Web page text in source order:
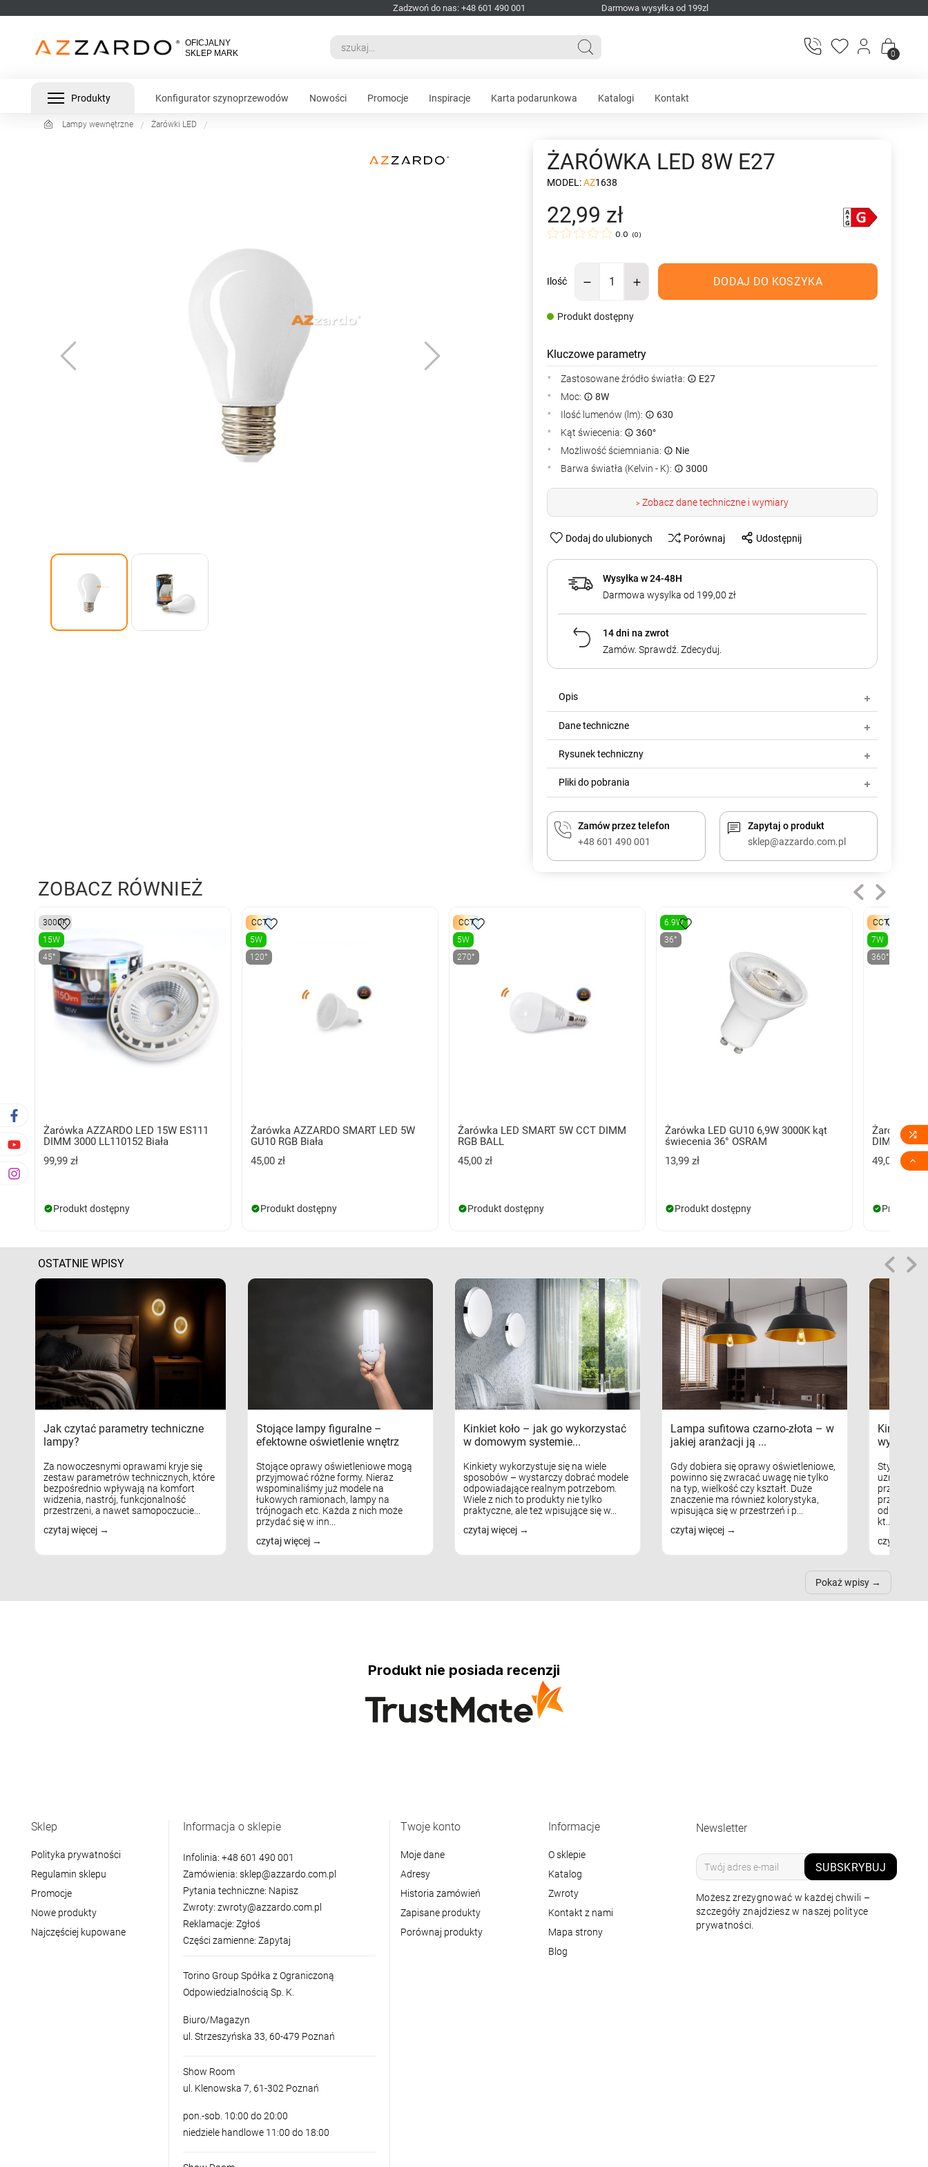
Zadzwoń do nas: +48 601 490 001 Darmowa wysyłka od 199zl
0
Produkty Konfigurator szynoprzewodów Nowości Promocje Inspiracje Karta podarunkowa Katalogi Kontakt
Lampy wewnętrzne Żarówki LED
ŻARÓWKA LED 8W E27
MODEL:AZ1638
22,99 zł
0.0 (0)
Ilość DODAJ DO KOSZYKA
Produkt dostępny
Kluczowe parametry
Zastosowane źródło światła:
E27
Moc:
8W
Ilość lumenów (lm):
630
Kąt świecenia:
360°
Możliwość ściemniania:
Nie
Barwa światła (Kelvin - K):
3000
> Zobacz dane techniczne i wymiary
Dodaj do ulubionych Porównaj Udostępnij
Wysyłka w 24-48H
Darmowa wysylka od 199,00 zł
14 dni na zwrot
Zamów. Sprawdź. Zdecyduj.
Opis
Dane techniczne
Rysunek techniczny
Pliki do pobrania
Zamów przez telefon
+48 601 490 001
Zapytaj o produkt
sklep@azzardo.com.pl
ZOBACZ RÓWNIEŻ
3000K
15W
45°
Żarówka AZZARDO LED 15W ES111
DIMM 3000 LL110152 Biała
99,99 zł
Produkt dostępny
CCT
5W
120°
Żarówka AZZARDO SMART LED 5W
GU10 RGB Biała
45,00 zł
Produkt dostępny
CCT
5W
270°
Żarówka LED SMART 5W CCT DIMM
RGB BALL
45,00 zł
Produkt dostępny
6.9W
36°
Żarówka LED GU10 6,9W 3000K kąt
świecenia 36° OSRAM
13,99 zł
Produkt dostępny
CCT
7W
360°
Żarówka
DIMM
49,00 zł
Produkt
OSTATNIE WPISY
Jak czytać parametry techniczne
lampy?
Za nowoczesnymi oprawami kryje się
zestaw parametrów technicznych, które
bezpośrednio wpływają na komfort
widzenia, nastrój, funkcjonalność
przestrzeni, a nawet samopoczucie...
czytaj więcej
Stojące lampy figuralne –
efektowne oświetlenie wnętrz
Stojące oprawy oświetleniowe mogą
przyjmować różne formy. Nieraz
wspominaliśmy już modele na
łukowych ramionach, lampy na
trójnogach etc. Każda z nich może
przydać się w inn...
czytaj więcej
Kinkiet koło – jak go wykorzystać
w domowym systemie...
Kinkiety wykorzystuje się na wiele
sposobów – wystarczy dobrać modele
odpowiadające realnym potrzebom.
Wiele z nich to produkty nie tylko
praktyczne, ale też wpisujące się w...
czytaj więcej
Lampa sufitowa czarno-złota – w
jakiej aranżacji ją ...
Gdy dobiera się oprawy oświetleniowe,
powinno się zwracać uwagę nie tylko
na typ, wielkość czy kształt. Duże
znaczenie ma również kolorystyka,
wpisująca się w przestrzeń i p...
czytaj więcej
Kinkiety
Styl
uznaniem
kt...
czytaj
Pokaż wpisy
Produkt nie posiada recenzji
Sklep
Polityka prywatności
Regulamin sklepu
Promocje
Nowe produkty
Najczęściej kupowane
Informacja o sklepie
Infolinia: +48 601 490 001
Zamówienia: sklep@azzardo.com.pl
Pytania techniczne: Napisz
Zwroty: zwroty@azzardo.com.pl
Reklamacje: Zgłoś
Części zamienne: Zapytaj
Torino Group Spółka z Ograniczoną
Odpowiedzialnością Sp. K.
Biuro/Magazyn
ul. Strzeszyńska 33, 60-479 Poznań
Show Room
ul. Klenowska 7, 61-302 Poznań
pon.-sob. 10:00 do 20:00
niedziele handlowe 11:00 do 18:00
Twoje konto
Moje dane
Adresy
Historia zamówień
Zapisane produkty
Porównaj produkty
Informacje
O sklepie
Katalog
Zwroty
Kontakt z nami
Mapa strony
Blog
Newsletter
SUBSKRYBUJ
Możesz zrezygnować w każdej chwili –
szczegóły znajdziesz w naszej polityce
prywatności.

